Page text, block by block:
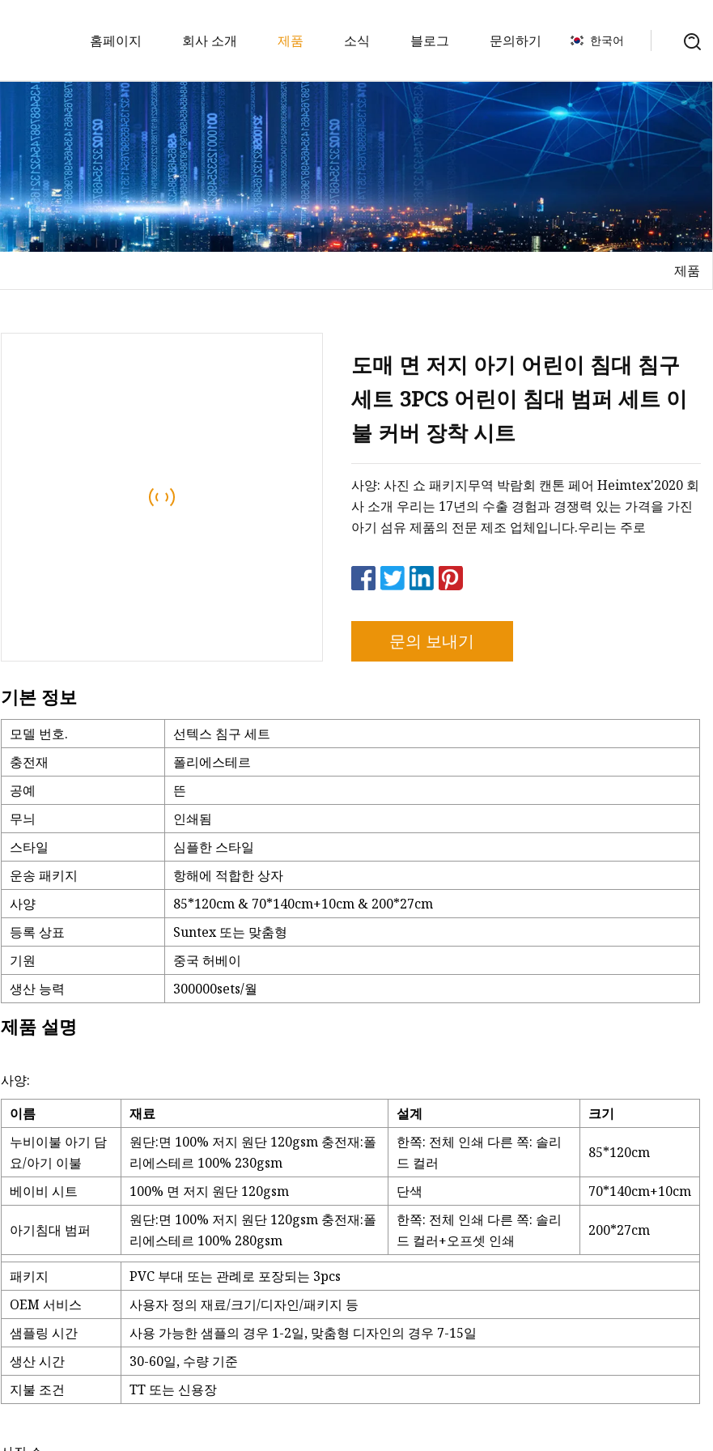
홈페이지 회사 소개 제품
욕조
베개
담요
시트 세트
베개 케이스
매트리스 패드
매트리스 보호대
수면 마스크
소식 블로그 문의하기 한국어
제품
도매 면 저지 아기 어린이 침대 침구
세트 3PCS 어린이 침대 범퍼 세트 이
불 커버 장착 시트
사양: 사진 쇼 패키지무역 박람회 캔톤 페어 Heimtex'2020 회
사 소개 우리는 17년의 수출 경험과 경쟁력 있는 가격을 가진
아기 섬유 제품의 전문 제조 업체입니다.우리는 주로
문의 보내기
기본 정보
모델 번호.
선텍스 침구 세트
충전재
폴리에스테르
공예
뜬
무늬
인쇄됨
스타일
심플한 스타일
운송 패키지
항해에 적합한 상자
사양
85*120cm & 70*140cm+10cm & 200*27cm
등록 상표
Suntex 또는 맞춤형
기원
중국 허베이
생산 능력
300000sets/월
제품 설명
사양:
이름
재료 설계
크기
누비이불 아기 담
요/아기 이불
원단:면 100% 저지 원단 120gsm 충전재:폴
리에스테르 100% 230gsm
한쪽: 전체 인쇄 다른 쪽: 솔리
드 컬러
85*120cm
베이비 시트 100% 면 저지 원단 120gsm 단색 70*140cm+10cm
아기침대 범퍼
원단:면 100% 저지 원단 120gsm 충전재:폴
리에스테르 100% 280gsm
한쪽: 전체 인쇄 다른 쪽: 솔리
드 컬러+오프셋 인쇄
200*27cm
패키지
PVC 부대 또는 관례로 포장되는 3pcs
OEM 서비스
사용자 정의 재료/크기/디자인/패키지 등
샘플링 시간
사용 가능한 샘플의 경우 1-2일, 맞춤형 디자인의 경우 7-15일
생산 시간
30-60일, 수량 기준
지불 조건
TT 또는 신용장